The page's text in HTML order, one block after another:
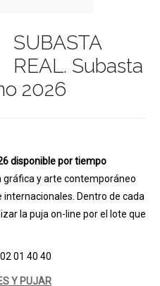
SUBASTA
REAL. Subasta
2026
disponible por tiempo
gráfica y arte contemporáneo
Dentro de cada
la puja on-line por el lote que
01 40 40
Y PUJAR